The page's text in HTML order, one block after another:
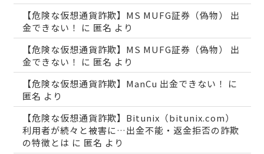
【危険な仮想通貨詐欺】MS MUFG証券（偽物） 出
金できない！
に 匿名 より
【危険な仮想通貨詐欺】MS MUFG証券（偽物） 出
金できない！
に 匿名 より
【危険な仮想通貨詐欺】ManCu 出金できない！
に
匿名 より
【危険な仮想通貨詐欺】Bitunix（bitunix.com）
利用者が続々と被害に…出金不能・返金拒否の詐欺
の特徴とは に 匿名 より